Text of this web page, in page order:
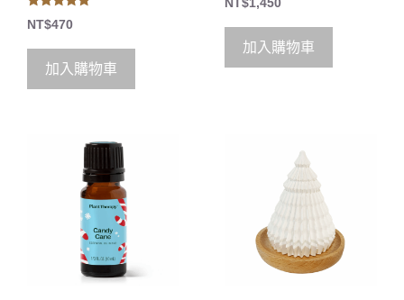
5.00
out of 5
NT$470
加入購物車
o
5
NT$1,450
加入購物車